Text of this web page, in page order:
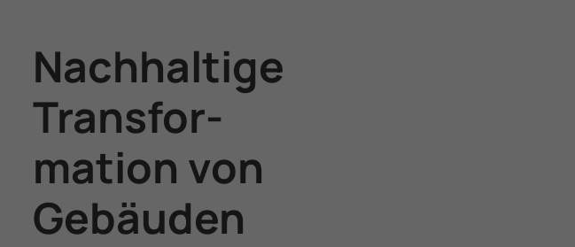
Nachhaltige
Transfor­
mation von
Gebäuden